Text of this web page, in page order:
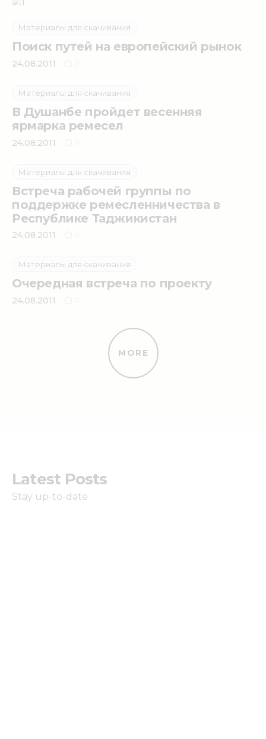
Материалы для скачивания
Поиск путей на европейский рынок
24.08.2011
Материалы для скачивания
В Душанбе пройдет весенняя
ярмарка ремесел
24.08.2011
Материалы для скачивания
Встреча рабочей группы по
поддержке ремесленничества в
Республике Таджикистан
24.08.2011
Материалы для скачивания
Очередная встреча по проекту
24.08.2011
MORE
Latest Posts
Stay up-to-date